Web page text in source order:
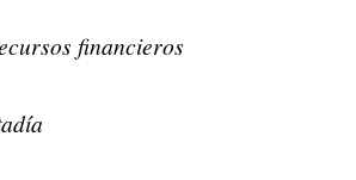
financieros